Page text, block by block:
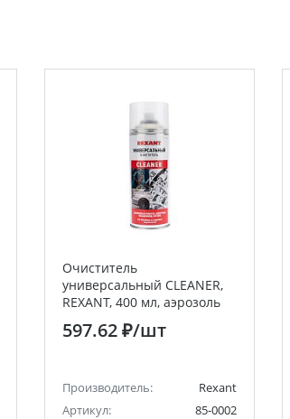
Очиститель
универсальный CLEANER,
REXANT, 400 мл, аэрозоль
597.62 ₽/шт
Производитель:
Rexant
Артикул:
85-0002